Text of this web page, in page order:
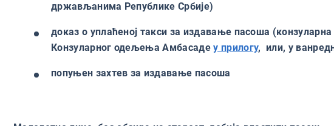
држављанима Републике Србије)
доказ о уплаћеној такси за издавање пасоша
Конзуларног одељења Амбасадеу прилогу, или, у
попуњен захтев за издавање пасоша